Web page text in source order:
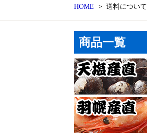
HOME 送料について
商品一覧